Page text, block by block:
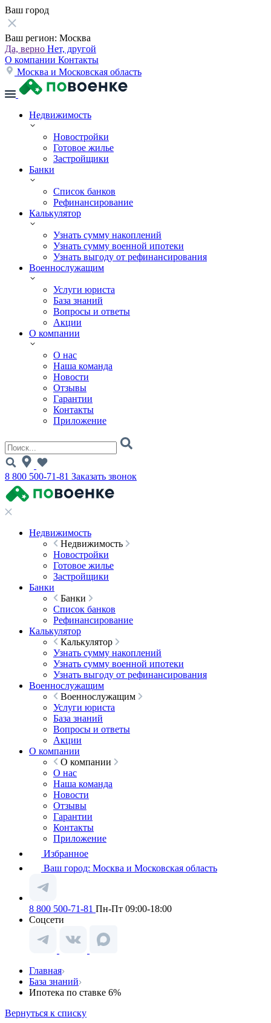
Ваш город
Ваш регион: Москва
Да, верно Нет, другой
О компании Контакты
Москва и Московская область
Недвижимость
Новостройки
Готовое жилье
Застройщики
Банки
Список банков
Рефинансирование
Калькулятор
Узнать сумму накоплений
Узнать сумму военной ипотеки
Узнать выгоду от рефинансирования
Военнослужащим
Услуги юриста
База знаний
Вопросы и ответы
Акции
О компании
О нас
Наша команда
Новости
Отзывы
Гарантии
Контакты
Приложение
8 800 500-71-81 Заказать звонок
Недвижимость
Недвижимость
Новостройки
Готовое жилье
Застройщики
Банки
Банки
Список банков
Рефинансирование
Калькулятор
Калькулятор
Узнать сумму накоплений
Узнать сумму военной ипотеки
Узнать выгоду от рефинансирования
Военнослужащим
Военнослужащим
Услуги юриста
База знаний
Вопросы и ответы
Акции
О компании
О компании
О нас
Наша команда
Новости
Отзывы
Гарантии
Контакты
Приложение
Избранное
Ваш город: Москва и Московская область
8 800 500-71-81 Пн-Пт 09:00-18:00
Соцсети
Главная
База знаний
Ипотека по ставке 6%
Вернуться к списку